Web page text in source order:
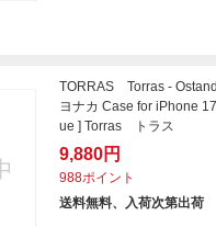
TORRAS Torras -
ヨナカ Case for iPhone
ue ] Torras トラス
9,880円
988ポイント
送料無料、入荷次第出荷